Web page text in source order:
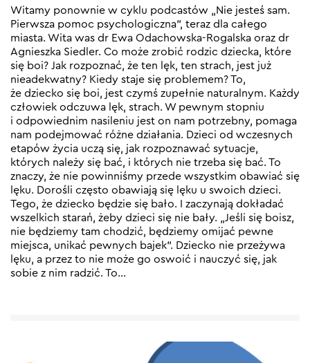
Witamy ponownie w cyklu podcastów „Nie jesteś sam.
Pierwsza pomoc psychologiczna”, teraz dla całego
miasta. Wita was dr Ewa Odachowska-Rogalska oraz dr
Agnieszka Siedler. Co może zrobić rodzic dziecka, które
się boi? Jak rozpoznać, że ten lęk, ten strach, jest już
nieadekwatny? Kiedy staje się problemem? To,
że dziecko się boi, jest czymś zupełnie naturalnym. Każdy
człowiek odczuwa lęk, strach. W pewnym stopniu
i odpowiednim nasileniu jest on nam potrzebny, pomaga
nam podejmować różne działania. Dzieci od wczesnych
etapów życia uczą się, jak rozpoznawać sytuacje,
których należy się bać, i których nie trzeba się bać. To
znaczy, że nie powinniśmy przede wszystkim obawiać się
lęku. Dorośli często obawiają się lęku u swoich dzieci.
Tego, że dziecko będzie się bało. I zaczynają dokładać
wszelkich starań, żeby dzieci się nie bały. „Jeśli się boisz,
nie będziemy tam chodzić, będziemy omijać pewne
miejsca, unikać pewnych bajek”. Dziecko nie przeżywa
lęku, a przez to nie może go oswoić i nauczyć się, jak
sobie z nim radzić. To…